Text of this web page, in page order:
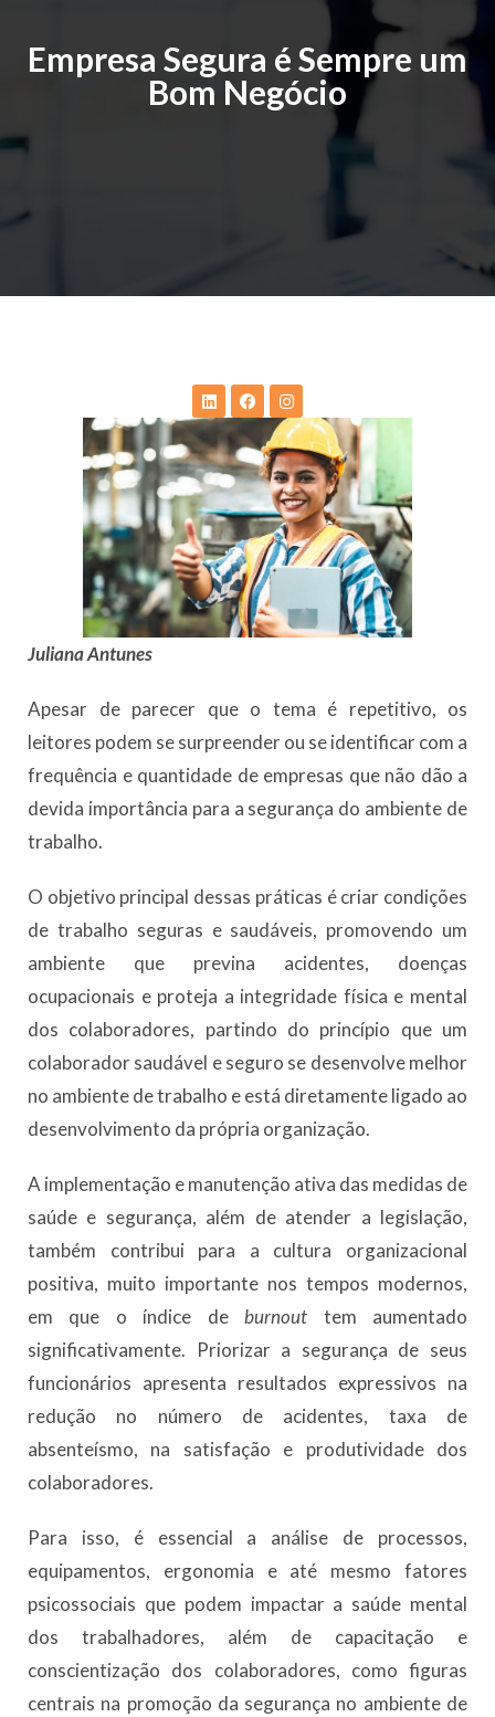
Empresa Segura é Sempre um
Bom Negócio
Juliana Antunes
Apesar de parecer que o tema é repetitivo, os
leitores podem se surpreender ou se identificar com a
frequência e quantidade de empresas que não dão a
devida importância para a segurança do ambiente de
trabalho.
O objetivo principal dessas práticas é criar condições
de trabalho seguras e saudáveis, promovendo um
ambiente que previna acidentes, doenças
ocupacionais e proteja a integridade física e mental
dos colaboradores, partindo do princípio que um
colaborador saudável e seguro se desenvolve melhor
no ambiente de trabalho e está diretamente ligado ao
desenvolvimento da própria organização.
A implementação e manutenção ativa das medidas de
saúde e segurança, além de atender a legislação,
também contribui para a cultura organizacional
positiva, muito importante nos tempos modernos,
em que o índice deburnout tem aumentado
significativamente. Priorizar a segurança de seus
funcionários apresenta resultados expressivos na
redução no número de acidentes, taxa de
absenteísmo, na satisfação e produtividade dos
colaboradores.
Para isso, é essencial a análise de processos,
equipamentos, ergonomia e até mesmo fatores
psicossociais que podem impactar a saúde mental
dos trabalhadores, além de capacitação e
conscientização dos colaboradores, como figuras
centrais na promoção da segurança no ambiente de